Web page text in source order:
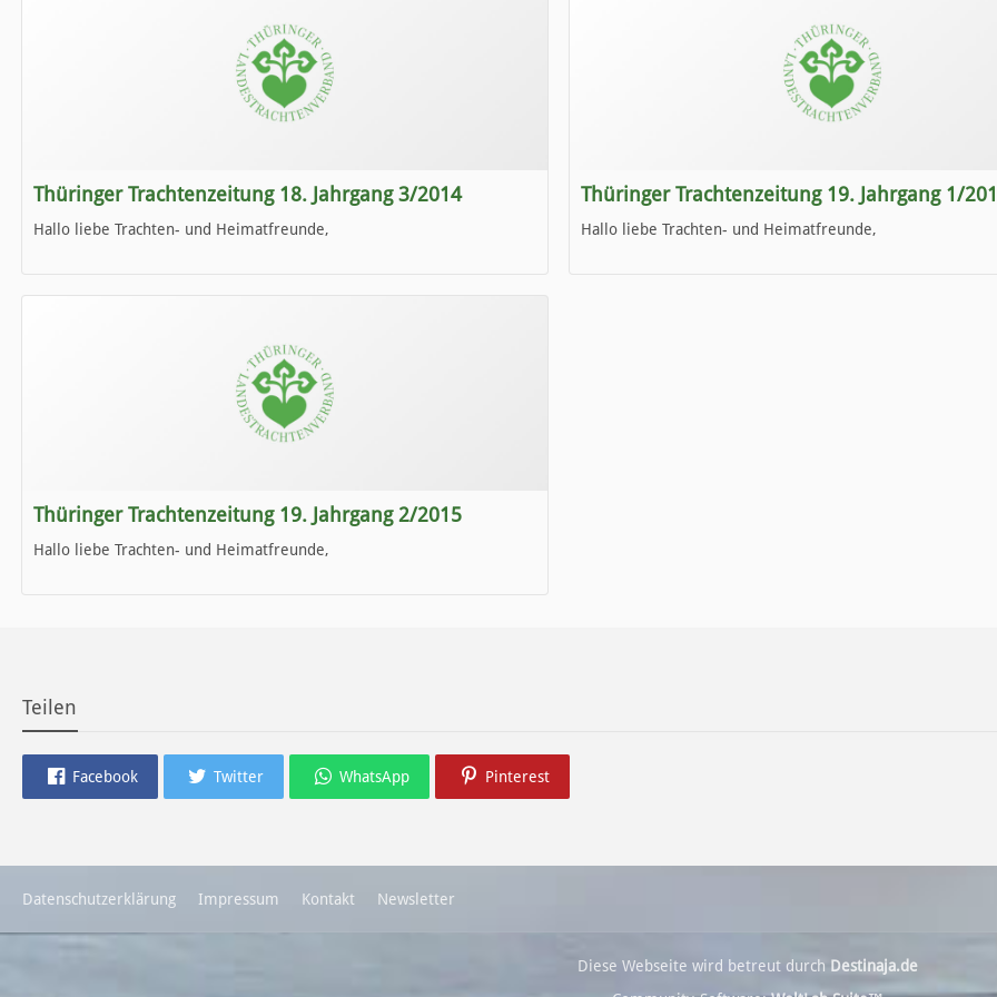
Thüringer Trachtenzeitung 18. Jahrgang 3/2014
Hallo liebe Trachten- und Heimatfreunde,
Wir wünschen Euch viel Spaß beim Lesen.
Thüringer Trachtenzeitung 19. Jahrgang 1/
Hallo liebe Trachten- und Heimatfreunde,
Thüringer Trachtenzeitung 19. Jahrgang 2/2015
Hallo liebe Trachten- und Heimatfreunde,
Teilen
Facebook Twitter WhatsApp Pinterest
Datenschutzerklärung Impressum Kontakt Newsletter
Diese Webseite wird betreut durch Destinaja.de